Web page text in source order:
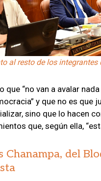
al resto de los integrantes
que “no van a avalar
y que no es que
sino que lo hacen
que, según ella,
Chanampa, del